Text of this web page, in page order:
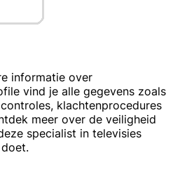
informatie over
vind je alle gegevens zoals
klachtenprocedures
meer over de veiligheid
specialist in televisies